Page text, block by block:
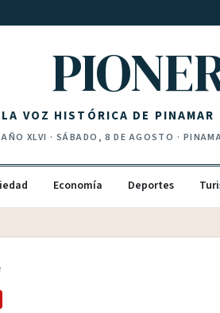
LA VOZ HISTÓRICA DE PINAMAR
AÑO XLVI · SÁBADO, 8 DE AGOSTO ·
Economía Deportes